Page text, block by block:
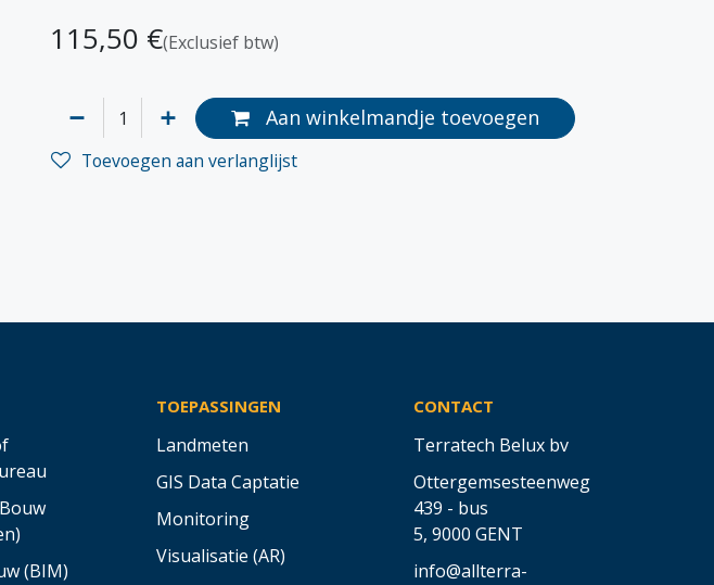
115,50 €(Exclusief btw)
Aan winkelmandje toevoegen
Toevoegen aan verlanglijst
(BIM)
TOEPASSINGEN
Landmeten
GIS Data Captatie
Monitoring
Visualisatie (AR)
CONTACT
Terratech Belux bv
Ottergemsesteenweg
439 - bus
5, 9000 GENT
info@allterra-